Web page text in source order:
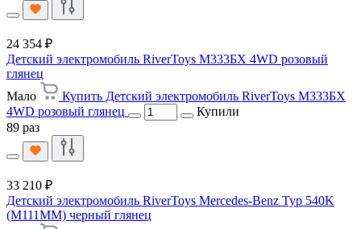
24 354 ₽
Детский электромобиль RiverToys М333БХ 4WD розовый
глянец
Мало
Купить Детский электромобиль RiverToys М333БХ
4WD розовый глянец
Купили
89 раз
33 210 ₽
Детский электромобиль RiverToys Mercedes-Benz Typ 540K
(M111MM) черный глянец